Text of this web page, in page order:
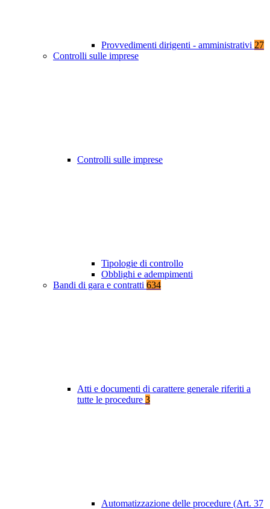
Provvedimenti dirigenti - amministrativi 27
Controlli sulle imprese
Controlli sulle imprese
Tipologie di controllo
Obblighi e adempimenti
Bandi di gara e contratti 634
Atti e documenti di carattere generale riferiti a
tutte le procedure 3
Automatizzazione delle procedure (Art. 37